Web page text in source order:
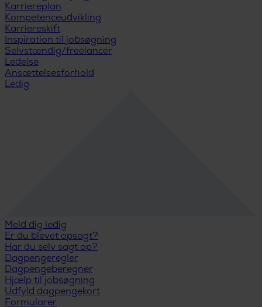
Karriereplan
Kompetenceudvikling
Karriereskift
Inspiration til jobsøgning
Selvstændig/freelancer
Ledelse
Ansættelsesforhold
Ledig
Meld dig ledig
Er du blevet opsagt?
Har du selv sagt op?
Dagpengeregler
Dagpengeberegner
Hjælp til jobsøgning
Udfyld dagpengekort
Formularer